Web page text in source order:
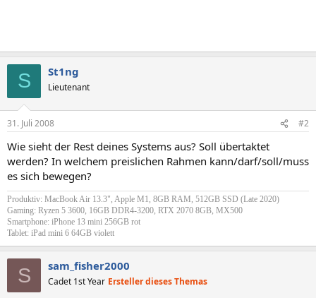
S St1ng
Lieutenant
31. Juli 2008 #2
Wie sieht der Rest deines Systems aus? Soll übertaktet
werden? In welchem preislichen Rahmen kann/darf/soll/muss
es sich bewegen?
Produktiv: MacBook Air 13.3", Apple M1, 8GB RAM, 512GB SSD (Late 2020)
Gaming: Ryzen 5 3600, 16GB DDR4-3200, RTX 2070 8GB, MX500
Smartphone: iPhone 13 mini 256GB rot
Tablet: iPad mini 6 64GB violett
S sam_fisher2000
Cadet 1st Year Ersteller dieses Themas